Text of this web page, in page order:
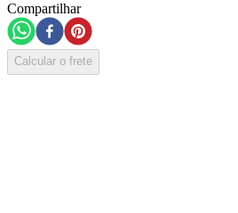
Compartilhar
Calcular o frete